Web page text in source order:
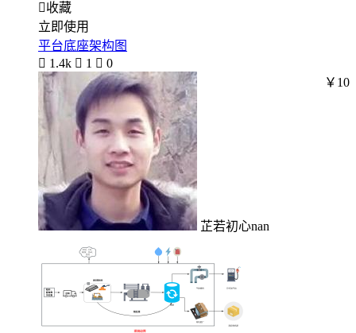
收藏
立即使用
平台底座架构图
 1.4k  1  0
芷若初心nan
￥10